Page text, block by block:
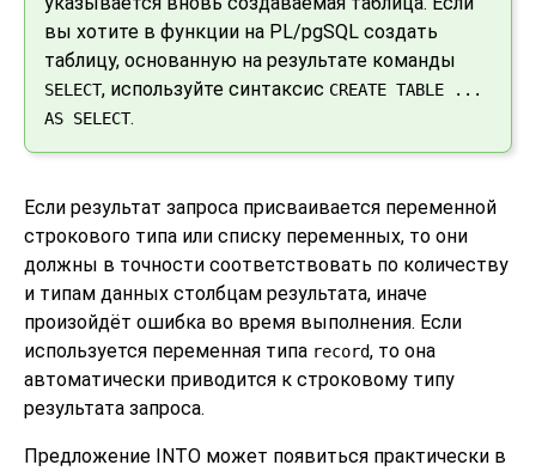
вы хотите в функции на PL/pgSQL создать
таблицу, основанную на результате команды
SELECT, используйте синтаксис CREATE TABLE ...
AS SELECT.
Если результат запроса присваивается переменной
строкового типа или списку переменных, то они
должны в точности соответствовать по количеству
и типам данных столбцам результата, иначе
произойдёт ошибка во время выполнения. Если
используется переменная типа record, то она
автоматически приводится к строковому типу
результата запроса.
Предложение INTO может появиться практически в